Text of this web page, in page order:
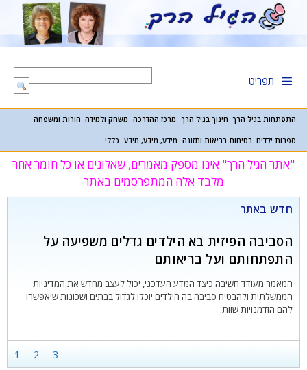
לתוכן
תפריט
התפתחות בגיל הרך חינוך בגיל הרך מרכז ההדרכה משחק ולמידה הורות ומשפחה
ספרות ילדים בטיחות בריאות ותזונה מידע, מידע, מידע כללי
"אתר הגיל הרך" אינו מספק מאמרים, שאלונים או כל חומר אחר
מלבד אלה המתפרסמים באתר
חדש באתר
הסביבה הפיזית בא הילדים גדלים משפיעה על
התפתחותם ועל בריאותם
המאמר מעודד חשיבה כיצד המדע העדכני, יכול לעצב מחדש את המדיניות
הממשלתית ולהבטיח סביבה בה הילדים יוכלו לגדול בבתים ושכונות שיאפשרו
להם הזדמנויות שוות.
1 2 3